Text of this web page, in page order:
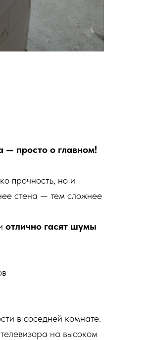
— просто о главном!
прочность, но и
стена — тем сложнее
отлично гасят шумы
в соседней комнате.
на высоком